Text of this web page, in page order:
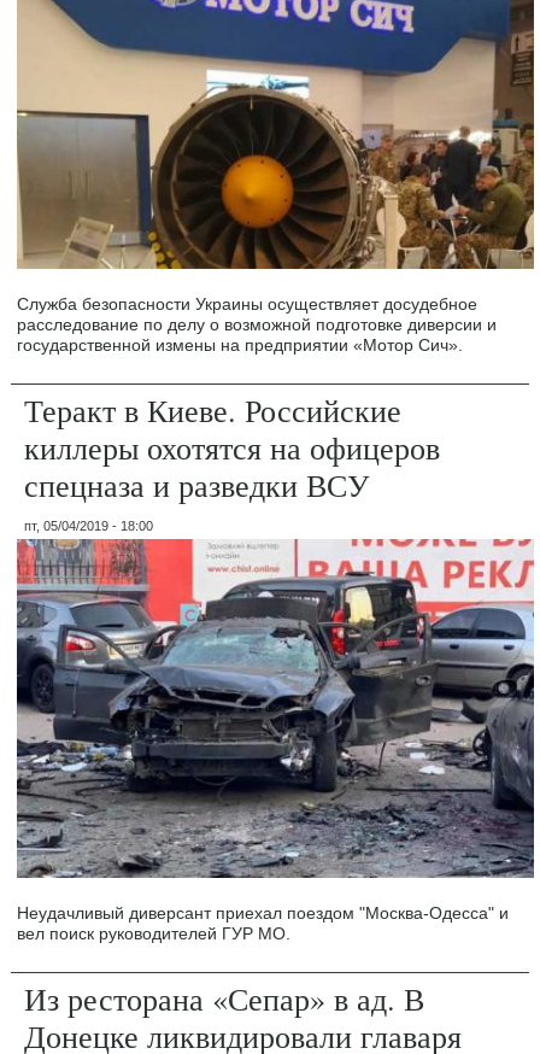
Служба безопасности Украины осуществляет досудебное
расследование по делу о возможной подготовке диверсии и
государственной измены на предприятии «Мотор Сич».
Теракт в Киеве. Российские
киллеры охотятся на офицеров
спецназа и разведки ВСУ
пт, 05/04/2019 - 18:00
Неудачливый диверсант приехал поездом "Москва-Одесса" и
вел поиск руководителей ГУР МО.
Из ресторана «Сепар» в ад. В
Донецке ликвидировали главаря